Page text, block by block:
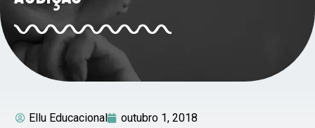
Ellu Educacional outubro 1, 2018